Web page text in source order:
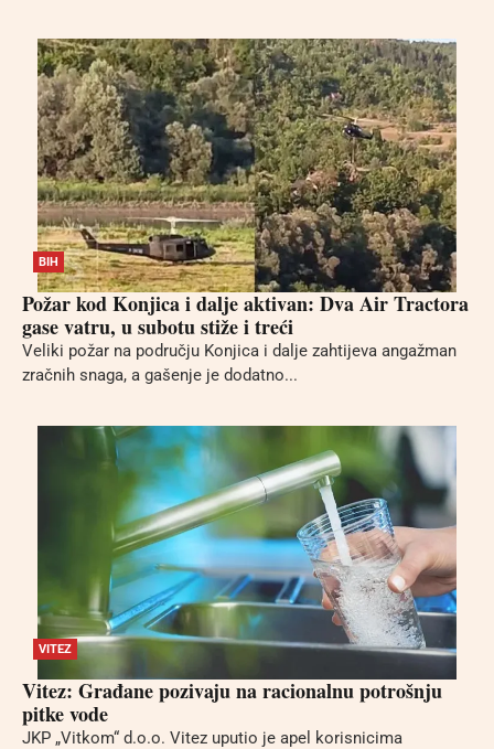
BIH
Požar kod Konjica i dalje aktivan: Dva Air Tractora
gase vatru, u subotu stiže i treći
Veliki požar na području Konjica i dalje zahtijeva angažman
zračnih snaga, a gašenje je dodatno...
VITEZ
Vitez: Građane pozivaju na racionalnu potrošnju
pitke vode
JKP „Vitkom“ d.o.o. Vitez uputio je apel korisnicima